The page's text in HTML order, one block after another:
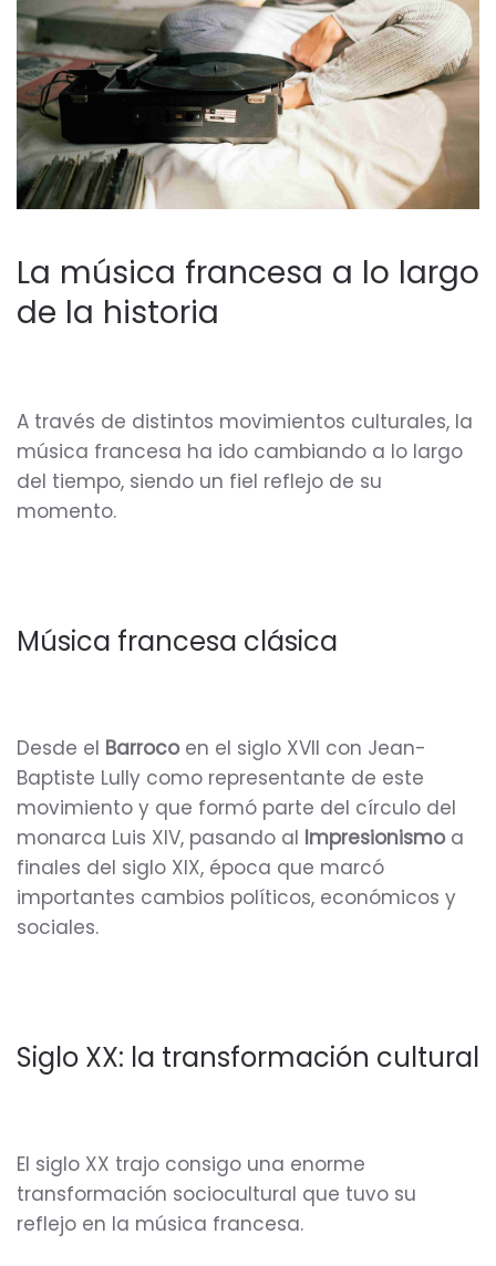
La música francesa a lo largo
de la historia
A través de distintos movimientos culturales, la
música francesa ha ido cambiando a lo largo
del tiempo, siendo un fiel reflejo de su
momento.
Música francesa clásica
Desde el Barrocoen el siglo XVII con Jean-
Baptiste Lully como representante de este
movimiento y que formó parte del círculo del
monarca Luis XIV, pasando al Impresionismoa
finales del siglo XIX, época que marcó
importantes cambios políticos, económicos y
sociales.
Siglo XX: la transformación cultural
El siglo XX trajo consigo una enorme
transformación sociocultural que tuvo su
reflejo en la música francesa.